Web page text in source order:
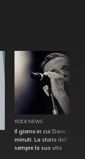
ROCK NEWS
Il giorno in cui Dave
minuti. La storia
sempre la sua vita